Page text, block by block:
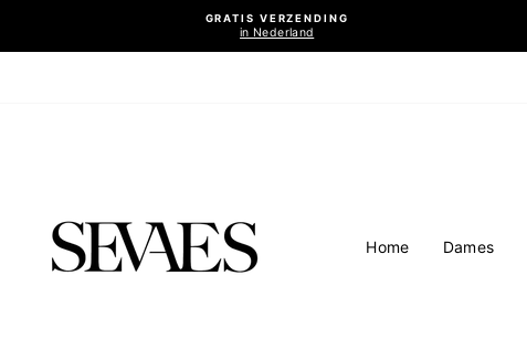
inhoud
GRATIS VERZENDING
in Nederland
Home Dames